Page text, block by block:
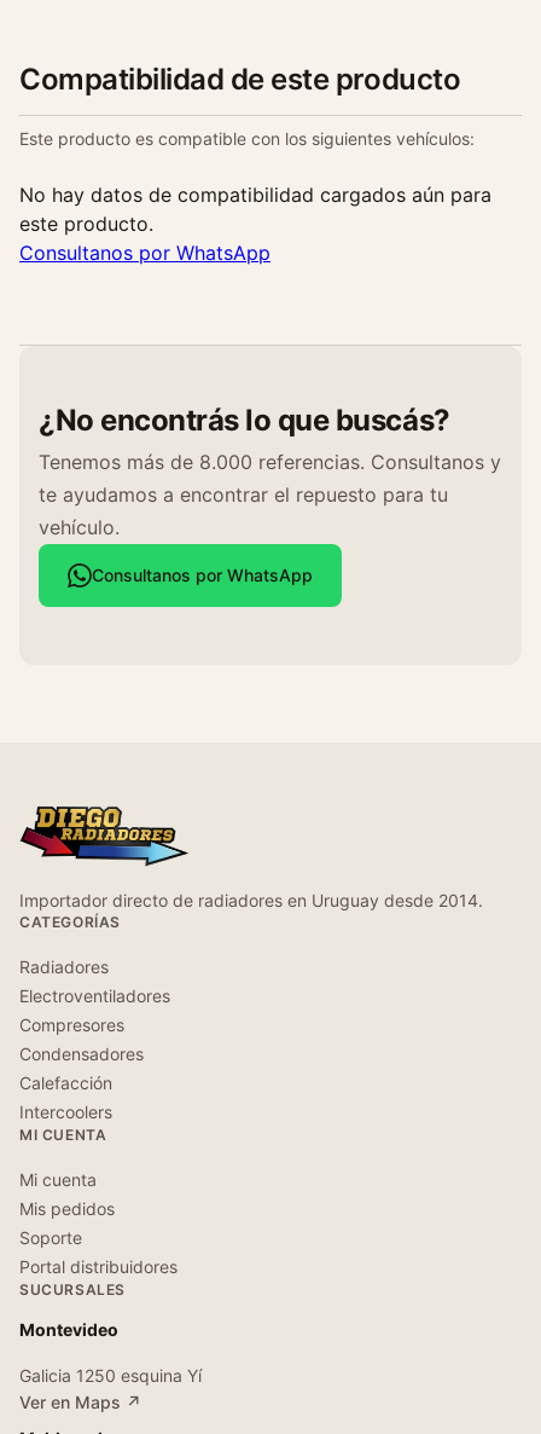
0
/
0
1
6
Compatibilidad de este producto
Este producto es compatible con los siguientes vehículos:
No hay datos de compatibilidad cargados aún para
este producto.
Consultanos por WhatsApp
¿No encontrás lo que buscás?
Tenemos más de 8.000 referencias. Consultanos y
te ayudamos a encontrar el repuesto para tu
vehículo.
Consultanos por WhatsApp
Importador directo de radiadores en Uruguay desde 2014.
CATEGORÍAS
Radiadores
Electroventiladores
Compresores
Condensadores
Calefacción
Intercoolers
MI CUENTA
Mi cuenta
Mis pedidos
Soporte
Portal distribuidores
SUCURSALES
Montevideo
Galicia 1250 esquina Yí
Ver en Maps ↗